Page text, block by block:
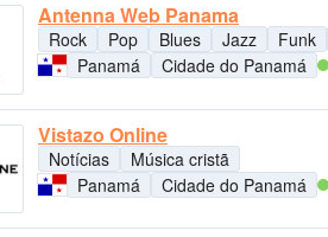
Antenna Web Panama
Rock Pop Blues Jazz Funk
Panamá
Cidade do Panamá
Vistazo Online
Notícias
Música cristã
Panamá
Cidade do Panamá